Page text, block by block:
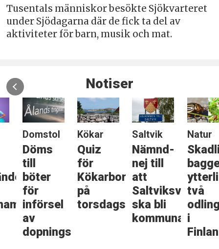
Tusentals människor besökte Sjökvarteret
under Sjödagarna där de fick ta del av
aktiviteter för barn, musik och mat.
Notiser
Domstol
Döms
böter
införsel
dopningsmedel
Kökar
Quiz
Kökarbor
torsdagskvällen
Saltvik
Nämnd-
nej till
att
Saltviksväg
ska bli
kommunal
Natur
Skadlig
bagge i
två
odlingar
i
Finland